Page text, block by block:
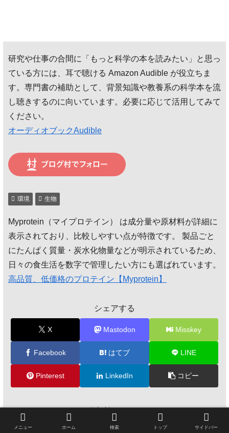
研究や仕事の合間に「もっと科学の本を読みたい」と思っ
ている方には、耳で聴ける Amazon Audible が役立ちま
す。専門書の補助として、背景知識や教養系の科学本を流
し聴きするのに向いています。必要に応じて活用してみて
ください。
オーディオブックAudible
環境 生物
Myprotein（マイプロテイン） は成分量や原材料が詳細に
表示されており、比較しやすい点が特徴です。 製品ごと
にたんぱく質量・炭水化物量などが明示されているため、
日々の食生活を数字で管理したい方にも選ばれています。
高品質、低価格のプロテイン【Myprotein】
シェアする
X Mastodon Misskey
Facebook はてブ LINE
Pinterest LinkedIn コピー
モアイ研究所をフォローする
メニュー ホーム 検索 トップ サイドバー